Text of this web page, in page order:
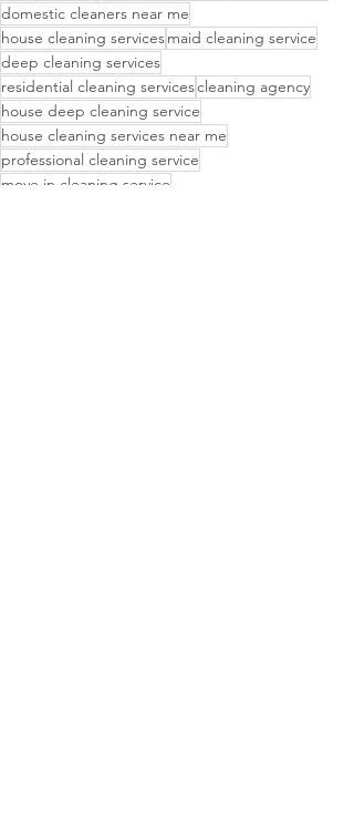
domestic cleaners near me
house cleaning servicesmaid cleaning service
deep cleaning services
residential cleaning servicescleaning agency
house deep cleaning service
house cleaning services near me
professional cleaning service
move in cleaning service